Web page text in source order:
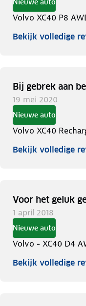
Nieuwe auto
Volvo XC40 P8
Bekijk volledige
Bij gebrek aan
19 mei 2020
Nieuwe auto
Volvo XC40
Bekijk volledige
Voor het geluk
1 april 2018
Nieuwe auto
Volvo - XC40 D4
Bekijk volledige